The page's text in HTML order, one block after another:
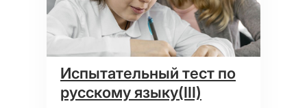
Испытательный тест по
русскому языку(III)